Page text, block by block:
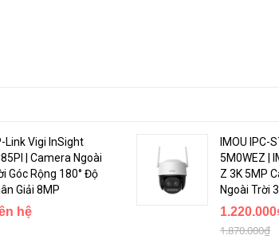
Link Vigi InSight
| Camera Ngoài
Góc Rộng 180° Độ
Giải 8MP
hệ
IMOU IPC-
5M0WEZ |
Z 3K 5MP
Ngoài Trời
1.870.000₫